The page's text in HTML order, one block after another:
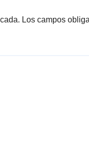
Los campos